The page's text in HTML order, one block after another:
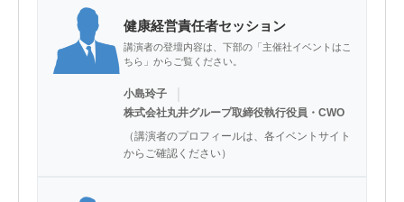
健康経営責任者セッション
講演者の登壇内容は、下部の「主催社イベントはこ
ちら」からご覧ください。
小島玲子
株式会社丸井グループ取締役執行役員・CWO
（講演者のプロフィールは、各イベントサイト
からご確認ください）